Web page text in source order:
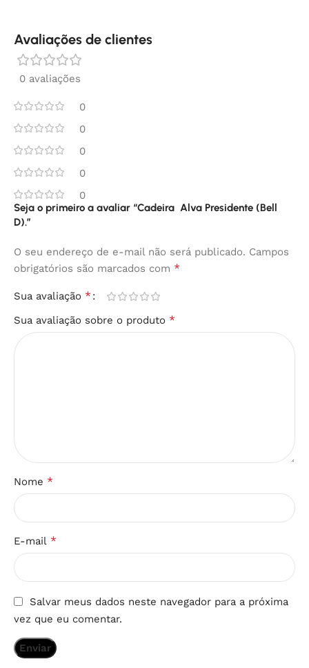
Avaliações de clientes
0 avaliações
0
0
0
0
0
Seja o primeiro a avaliar “Cadeira Alva Presidente (Bell
D).”
O seu endereço de e-mail não será publicado. Campos
obrigatórios são marcados com *
Sua avaliação *
Sua avaliação sobre o produto *
Nome *
E-mail *
Salvar meus dados neste navegador para a próxima
vez que eu comentar.